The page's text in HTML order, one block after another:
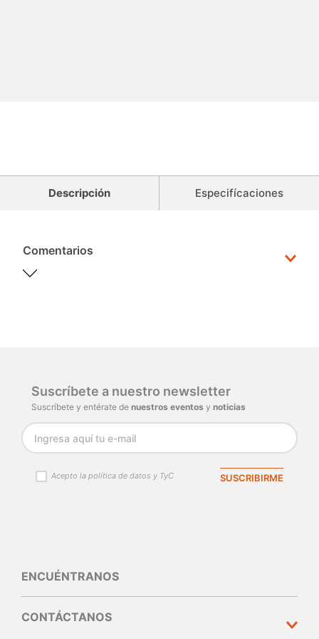
Descripción Especifícaciones
Comentarios
Suscríbete a nuestro newsletter
Suscríbete y entérate de nuestros eventos y noticias
Acepto la política de datos y TyC SUSCRIBIRME
ENCUÉNTRANOS
CONTÁCTANOS